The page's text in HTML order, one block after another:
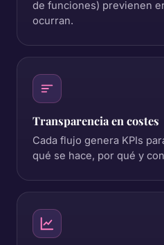
de funciones) previenen
ocurran.
Transparencia en costes
Cada flujo genera KPIs
qué se hace, por qué y